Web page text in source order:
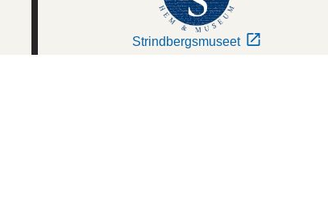
Strindbergsmuseet